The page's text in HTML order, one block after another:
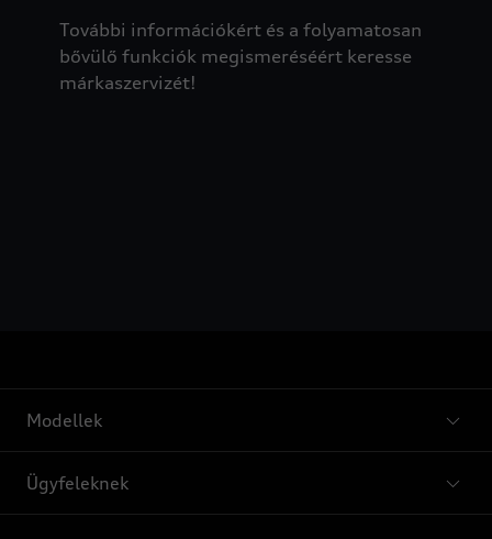
További információkért és a folyamatosan
bővülő funkciók megismeréséért keresse
márkaszervizét!
Modellek
Ügyfeleknek